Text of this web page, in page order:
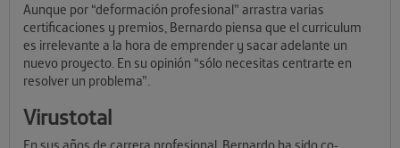
Aunque por “deformación profesional” arrastra varias
certificaciones y premios, Bernardo piensa que el curriculum
es irrelevante a la hora de emprender y sacar adelante un
nuevo proyecto. En su opinión “sólo necesitas centrarte en
resolver un problema”.
Virustotal